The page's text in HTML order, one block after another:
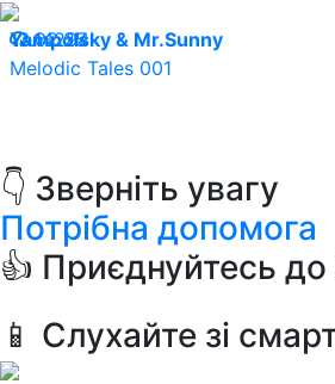
13.02.25
14294
Yampolsky & Mr.Sunny
Melodic Tales 001
👇 Зверніть увагу
Потрібна допомога
👍 Приєднуйтесь до
📱 Слухайте зі